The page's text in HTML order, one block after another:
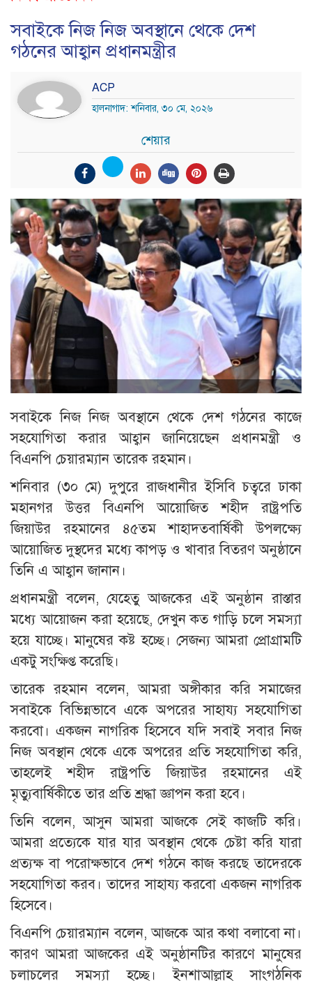
সবাইকে নিজ নিজ অবস্থানে থেকে দেশ
গঠনের আহ্বান প্রধানমন্ত্রীর
ACP
হালনাগাদ: শনিবার, ৩০ মে, ২০২৬
শেয়ার
সবাইকে নিজ নিজ অবস্থানে থেকে দেশ গঠনের কাজে
সহযোগিতা করার আহ্বান জানিয়েছেন প্রধানমন্ত্রী ও
বিএনপি চেয়ারম্যান তারেক রহমান।
শনিবার (৩০ মে) দুপুরে রাজধানীর ইসিবি চত্বরে ঢাকা
মহানগর উত্তর বিএনপি আয়োজিত শহীদ রাষ্ট্রপতি
জিয়াউর রহমানের ৪৫তম শাহাদতবার্ষিকী উপলক্ষ্যে
আয়োজিত দুস্থদের মধ্যে কাপড় ও খাবার বিতরণ অনুষ্ঠানে
তিনি এ আহ্বান জানান।
প্রধানমন্ত্রী বলেন, যেহেতু আজকের এই অনুষ্ঠান রাস্তার
মধ্যে আয়োজন করা হয়েছে, দেখুন কত গাড়ি চলে সমস্যা
হয়ে যাচ্ছে। মানুষের কষ্ট হচ্ছে। সেজন্য আমরা প্রোগ্রামটি
একটু সংক্ষিপ্ত করেছি।
তারেক রহমান বলেন, আমরা অঙ্গীকার করি সমাজের
সবাইকে বিভিন্নভাবে একে অপরের সাহায্য সহযোগিতা
করবো। একজন নাগরিক হিসেবে যদি সবাই সবার নিজ
নিজ অবস্থান থেকে একে অপরের প্রতি সহযোগিতা করি,
তাহলেই শহীদ রাষ্ট্রপতি জিয়াউর রহমানের এই
মৃত্যুবার্ষিকীতে তার প্রতি শ্রদ্ধা জ্ঞাপন করা হবে।
তিনি বলেন, আসুন আমরা আজকে সেই কাজটি করি।
আমরা প্রত্যেকে যার যার অবস্থান থেকে চেষ্টা করি যারা
প্রত্যক্ষ বা পরোক্ষভাবে দেশ গঠনে কাজ করছে তাদেরকে
সহযোগিতা করব। তাদের সাহায্য করবো একজন নাগরিক
হিসেবে।
বিএনপি চেয়ারম্যান বলেন, আজকে আর কথা বলাবো না।
কারণ আমরা আজকের এই অনুষ্ঠানটির কারণে মানুষের
চলাচলের সমস্যা হচ্ছে। ইনশাআল্লাহ সাংগঠনিক